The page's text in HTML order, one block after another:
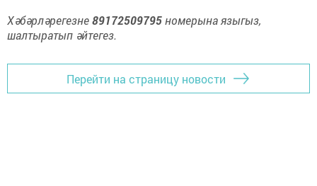
Хәбәрләрегезне89172509795номерына языгыз,
шалтыратып әйтегез.
Перейти на страницу новости